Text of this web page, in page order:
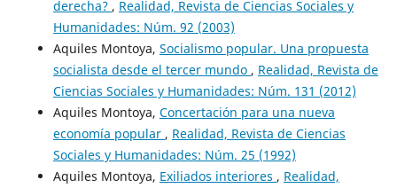
derecha? , Realidad, Revista de Ciencias Sociales y
Humanidades: Núm. 92 (2003)
Aquiles Montoya, Socialismo popular. Una propuesta
socialista desde el tercer mundo , Realidad, Revista de
Ciencias Sociales y Humanidades: Núm. 131 (2012)
Aquiles Montoya, Concertación para una nueva
economía popular , Realidad, Revista de Ciencias
Sociales y Humanidades: Núm. 25 (1992)
Aquiles Montoya, Exiliados interiores , Realidad,